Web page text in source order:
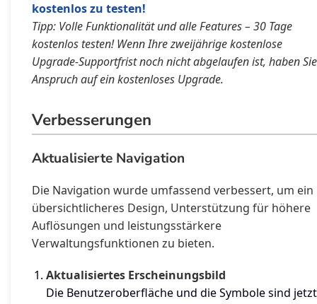
kostenlos zu testen!
Tipp: Volle Funktionalität und alle Features – 30 Tage
kostenlos testen! Wenn Ihre zweijährige kostenlose
Upgrade-Supportfrist noch nicht abgelaufen ist, haben Sie
Anspruch auf ein kostenloses Upgrade.
Verbesserungen
Aktualisierte Navigation
Die Navigation wurde umfassend verbessert, um ein
übersichtlicheres Design, Unterstützung für höhere
Auflösungen und leistungsstärkere
Verwaltungsfunktionen zu bieten.
Aktualisiertes Erscheinungsbild
Die Benutzeroberfläche und die Symbole sind jetzt